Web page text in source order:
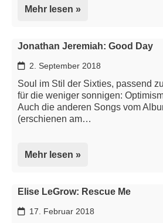
Mehr lesen »
Jonathan Jeremiah: Good Day
2. September 2018
Soul im Stil der Sixties, passend
für die weniger sonnigen:
Auch die anderen Songs vom
(erschienen am…
Mehr lesen »
Elise LeGrow: Rescue Me
17. Februar 2018